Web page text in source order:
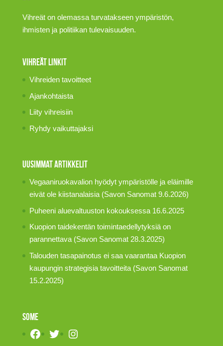
Vihreät on olemassa turvatakseen ympäristön,
ihmisten ja politiikan tulevaisuuden.
Vihreät linkit
Vihreiden tavoitteet
Ajankohtaista
Liity vihreisiin
Ryhdy vaikuttajaksi
Uusimmat artikkelit
Vegaaniruokavalion hyödyt ympäristölle ja eläimille
eivät ole kiistanalaisia (Savon Sanomat 9.6.2026)
Puheeni aluevaltuuston kokouksessa 16.6.2025
Kuopion taidekentän toimintaedellytyksiä on
parannettava (Savon Sanomat 28.3.2025)
Talouden tasapainotus ei saa vaarantaa Kuopion
kaupungin strategisia tavoitteita (Savon Sanomat
15.2.2025)
SOME
Facebook
TwitterInstagram